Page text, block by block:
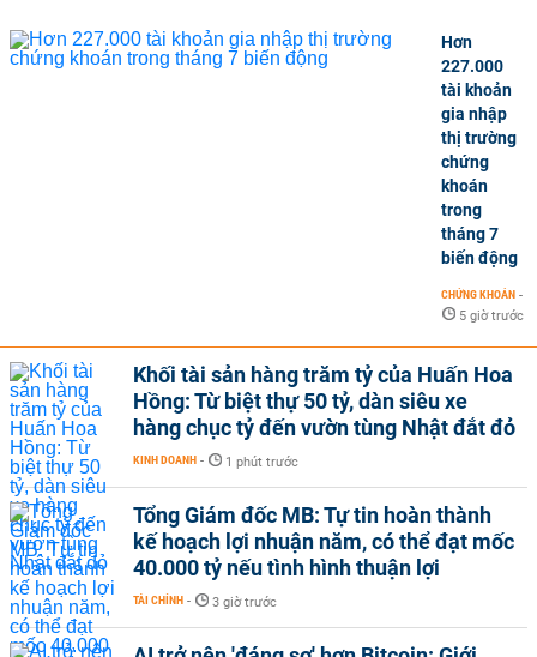
Hơn
227.000
tài khoản
gia nhập
thị trường
chứng
khoán
trong
tháng 7
biến động
CHỨNG KHOÁN -
5 giờ trước
Khối tài sản hàng trăm tỷ của Huấn Hoa
Hồng: Từ biệt thự 50 tỷ, dàn siêu xe
hàng chục tỷ đến vườn tùng Nhật đắt đỏ
KINH DOANH - 1 phút trước
Tổng Giám đốc MB: Tự tin hoàn thành
kế hoạch lợi nhuận năm, có thể đạt mốc
40.000 tỷ nếu tình hình thuận lợi
TÀI CHÍNH - 3 giờ trước